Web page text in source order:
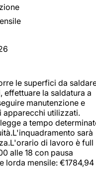
le superfici da
effettuare la saldatura a
manutenzione e
apparecchi utilizzati.
a tempo
sarà
di lavoro è full
alle 18 con pausa
lorda mensile: €1784,94